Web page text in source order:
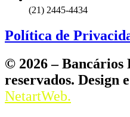
(21) 2445-4434
Política de
© 2026 – Bancários
reservados. Design
NetartWeb.